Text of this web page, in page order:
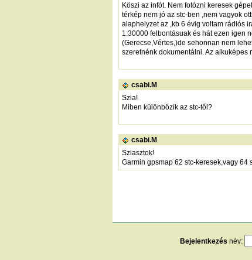
Köszi az infót. Nem fotózni keresek
térkép nem jó az stc-ben ,nem vagyok
alaphelyzet az ,kb 6 évig voltam rádiós
1:30000 felbontásuak és hát ezen igen
(Gerecse,Vértes,)de sehonnan nem
szeretnénk dokumentálni. Az alkuképes
csabi.M
Szia!
Miben különbözik az stc-től?
csabi.M
Sziasztok!
Garmin gpsmap 62 stc-keresek,vagy
Bejelentkezés név: